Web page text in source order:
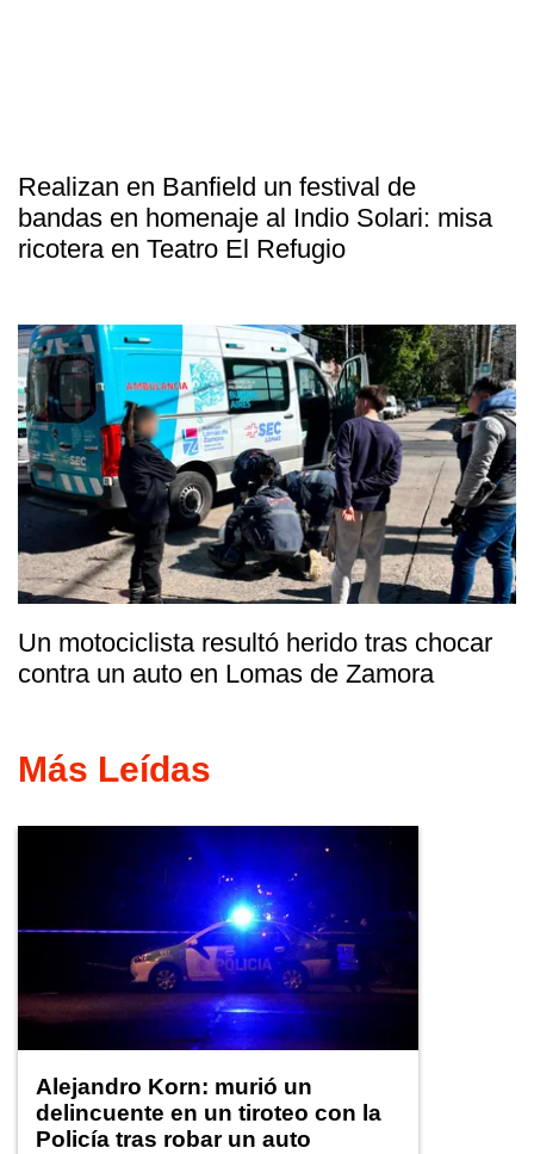
Realizan en Banfield un festival de
bandas en homenaje al Indio Solari: misa
ricotera en Teatro El Refugio
Un motociclista resultó herido tras chocar
contra un auto en Lomas de Zamora
Más Leídas
Alejandro Korn: murió un
delincuente en un tiroteo con la
Policía tras robar un auto